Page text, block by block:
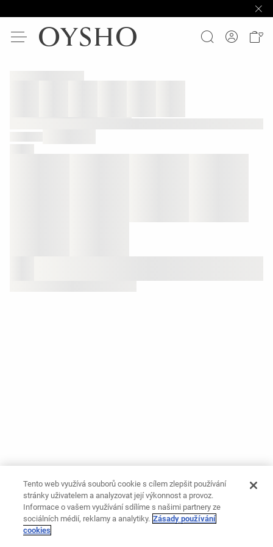
Tento web využívá souborů cookie s cílem zlepšit používání
stránky uživatelem a analyzovat její výkonnost a provoz.
Informace o vašem využívání sdílíme s našimi partnery ze
sociálních médií, reklamy a analytiky. Zásady používání
cookies